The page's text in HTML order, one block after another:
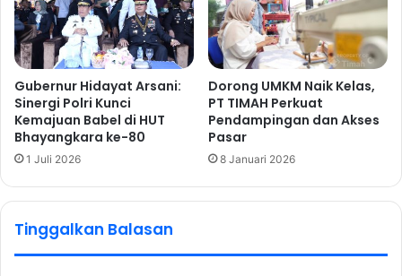
Gubernur Hidayat Arsani:
Sinergi Polri Kunci
Kemajuan Babel di HUT
Bhayangkara ke-80
1 Juli 2026
Dorong UMKM Naik Kelas,
PT TIMAH Perkuat
Pendampingan dan Akses
Pasar
8 Januari 2026
Tinggalkan Balasan